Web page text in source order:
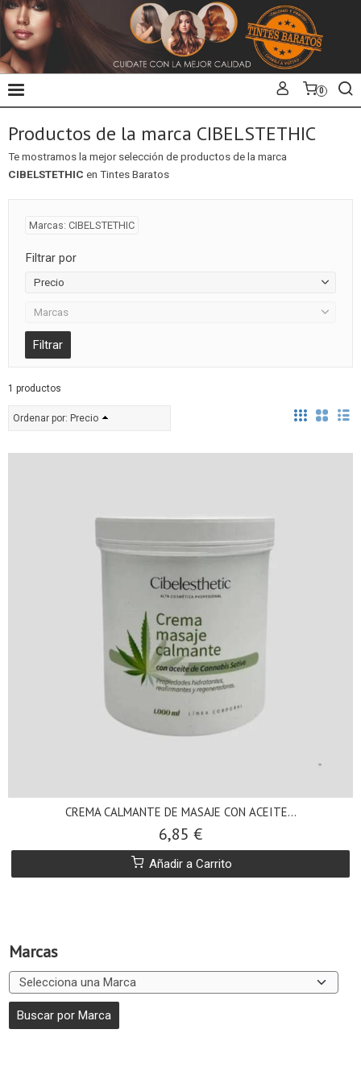
0
Marcas
Productos de la marca CIBELSTETHIC
Te mostramos la mejor selección de productos de la marca
CIBELSTETHIC en Tintes Baratos
Marcas: CIBELSTETHIC
Filtrar por
Precio
Marcas
1 productos
Ordenar por: Precio
CREMA CALMANTE DE MASAJE CON ACEITE...
6,85 €
Añadir a Carrito